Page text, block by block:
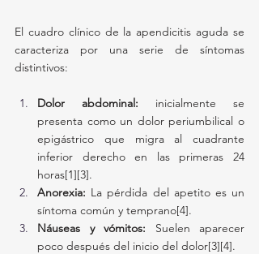
El cuadro clínico de la apendicitis aguda se
caracteriza por una serie de síntomas
distintivos:
Dolor abdominal: inicialmente se
presenta como un dolor periumbilical o
epigástrico que migra al cuadrante
inferior derecho en las primeras 24
horas[1][3].
Anorexia: La pérdida del apetito es un
síntoma común y temprano[4].
Náuseas y vómitos: Suelen aparecer
poco después del inicio del dolor[3][4].